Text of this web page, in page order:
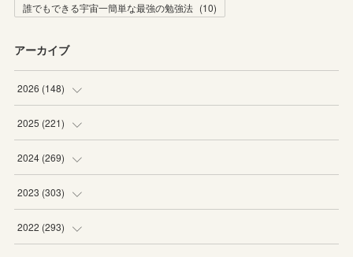
誰でもできる宇宙一簡単な最強の勉強法 (10)
アーカイブ
2026 (148)
(6)
(22
(20
(19
2025 (221)
(19
(20
(19
2024 (269)
(16
(16
2023 (303)
(27
2022 (293)